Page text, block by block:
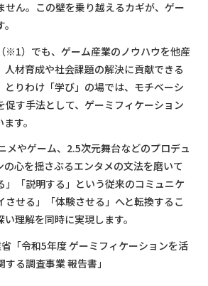
せん。この壁を乗り越えるカギが、ゲー
※1）でも、ゲーム産業のノウハウを他産
人材育成や社会課題の解決に貢献できる
とりわけ「学び」の場では、モチベーシ
促す手法として、ゲーミフィケーション
す。
メやゲーム、2.5次元舞台などのプロデュ
の心を揺さぶるエンタメの文法を磨いて
」「説明する」という従来のコミュニケ
させる」「体験させる」へと転換するこ
理解を同時に実現します。
「令和5年度 ゲーミフィケーションを活
る調査事業 報告書」